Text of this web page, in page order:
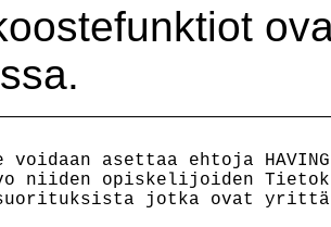
voidaan asettaa ehtoja
niiden opiskelijoiden
jotka ovat